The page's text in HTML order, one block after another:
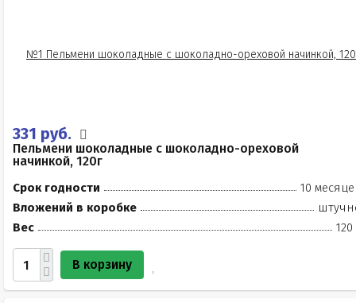
331 руб.
Пельмени шоколадные с шоколадно-ореховой
начинкой, 120г
Срок годности
10
Вложений в коробке
Вес
120
В корзину